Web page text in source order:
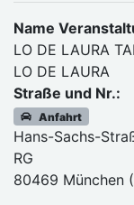
Name
LO DE LAURA
LO DE LAURA
Straße und Nr.:
Anfahrt
Hans-Sachs-
RG
80469 München